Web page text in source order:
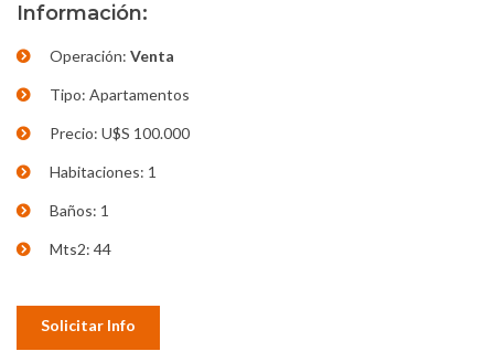
Información:
Operación: Venta
Tipo: Apartamentos
Precio: U$S 100.000
Habitaciones: 1
Baños: 1
Mts2: 44
Solicitar Info